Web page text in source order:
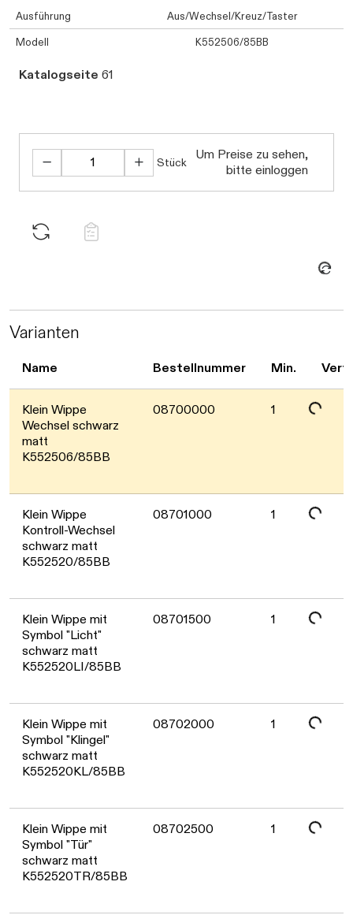
Ausführung Aus/Wechsel/Kreuz/Taster
Modell K552506/85BB
Katalogseite 61
Stück
Um Preise zu sehen,
bitte einloggen
Daten werden geladen. Bitte warten...
Varianten
Name Bestellnummer Min.
Klein Wippe
Wechsel schwarz
matt
K552506/85BB
08700000 1
Daten werden geladen. Bitte warten...
Klein Wippe
Kontroll-Wechsel
schwarz matt
K552520/85BB
08701000 1
Daten werden geladen. Bitte warten...
Klein Wippe mit
Symbol "Licht"
schwarz matt
K552520LI/85BB
08701500 1
Daten werden geladen. Bitte warten...
Klein Wippe mit
Symbol "Klingel"
schwarz matt
K552520KL/85BB
08702000 1
Daten werden geladen. Bitte warten...
Klein Wippe mit
Symbol "Tür"
schwarz matt
K552520TR/85BB
08702500 1
Daten werden geladen. Bitte warten...